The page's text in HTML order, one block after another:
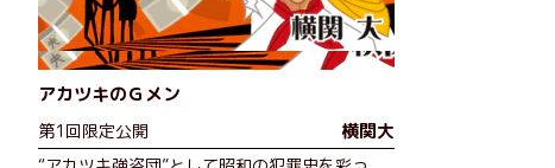
アカツキのＧメン
第1回限定公開 横関大